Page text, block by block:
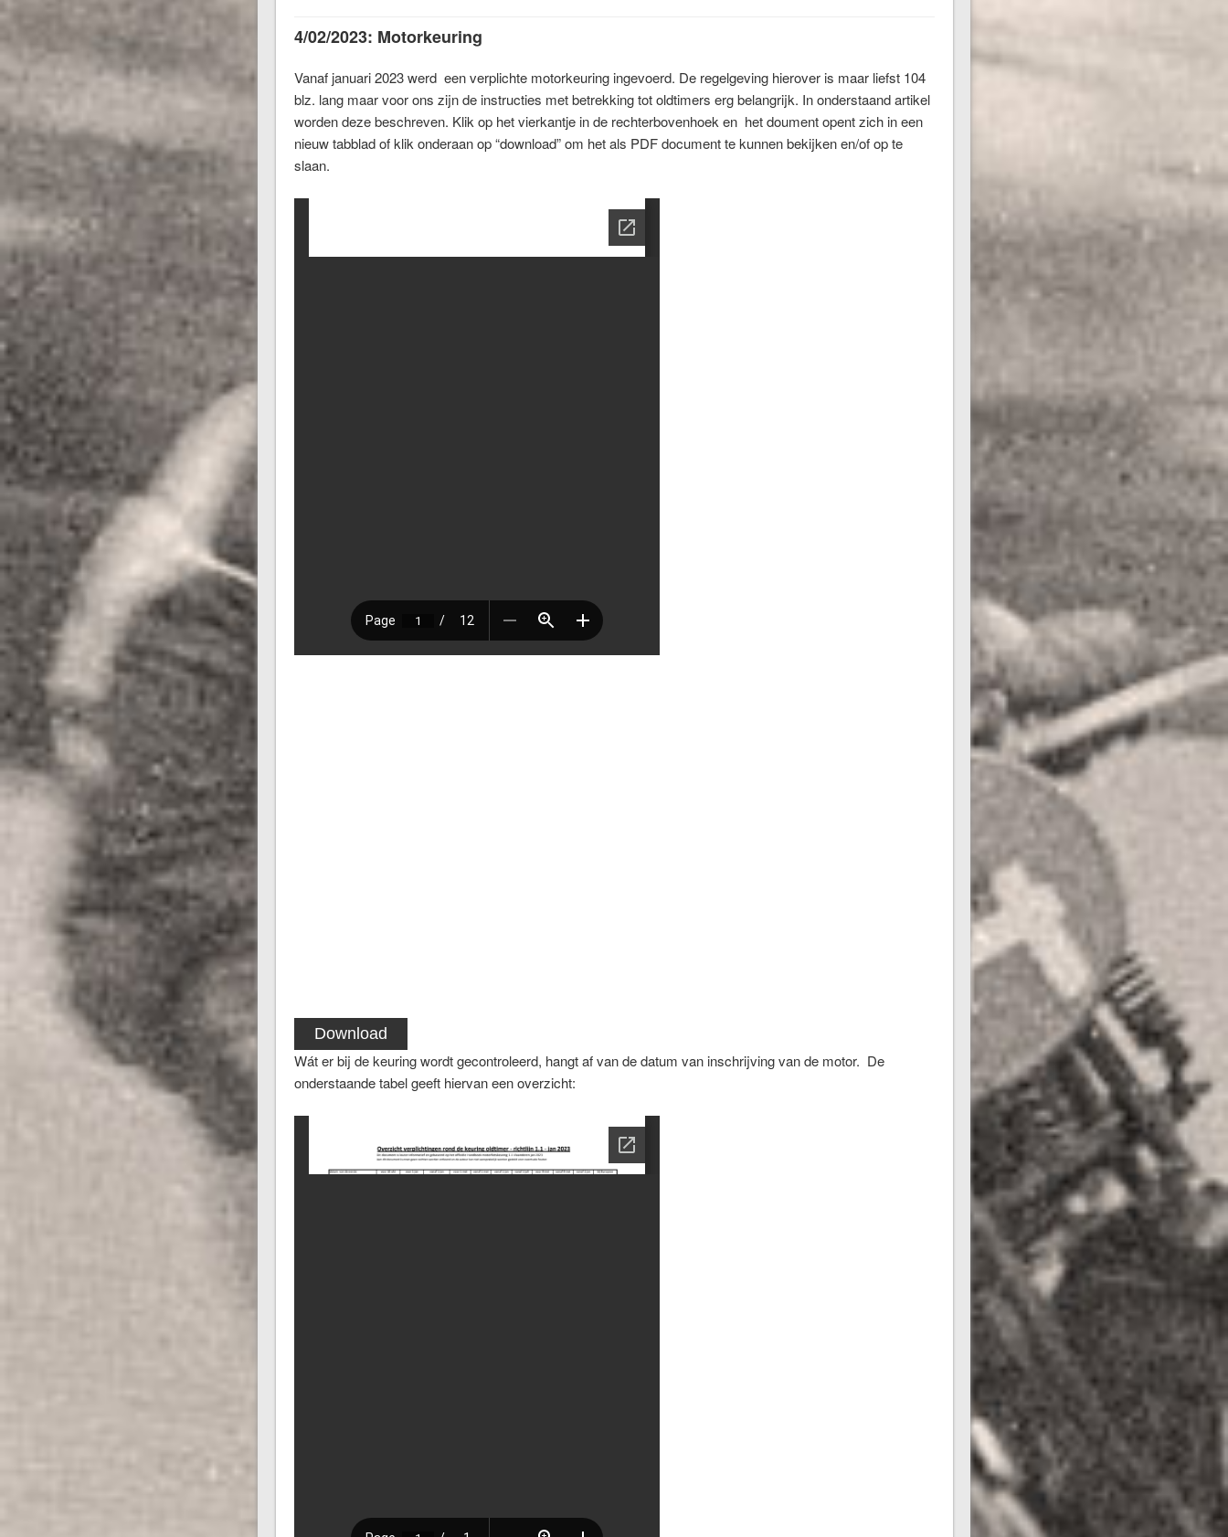
4/02/2023: Motorkeuring
Vanaf januari 2023 werd een verplichte motorkeuring ingevoerd. De regelgeving hierover is maar liefst 104
blz. lang maar voor ons zijn de instructies met betrekking tot oldtimers erg belangrijk. In onderstaand artikel
worden deze beschreven. Klik op het vierkantje in de rechterbovenhoek en het doument opent zich in een
nieuw tabblad of klik onderaan op “download” om het als PDF document te kunnen bekijken en/of op te
slaan.
Download
Wát er bij de keuring wordt gecontroleerd, hangt af van de datum van inschrijving van de motor. De
onderstaande tabel geeft hiervan een overzicht: